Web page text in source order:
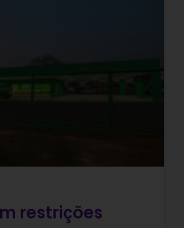
restrições